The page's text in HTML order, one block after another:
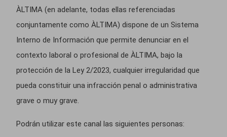
ÀLTIMA (en adelante, todas ellas referenciadas
conjuntamente como ÀLTIMA)dispone de un Sistema
Interno de Información que permite denunciar en el
contexto laboral o profesional de ÀLTIMA, bajo la
protección de la Ley 2/2023, cualquier irregularidad que
pueda constituir una infracción penal o administrativa
grave o muy grave.
Podrán utilizar este canal las siguientes personas: